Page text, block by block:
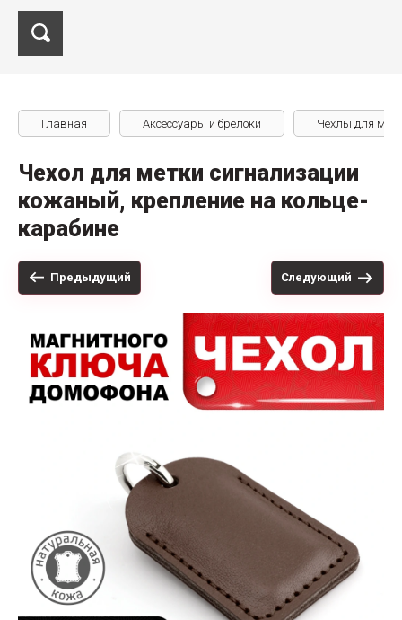
Главная Аксессуары и брелоки Чехлы для
Чехол для метки сигнализации
кожаный, крепление на кольце-
карабине
Предыдущий Следующий